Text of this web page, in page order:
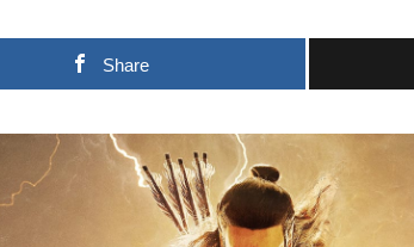
Share